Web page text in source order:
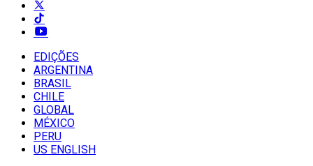
EDIÇÕES
ARGENTINA
BRASIL
CHILE
GLOBAL
MÉXICO
PERU
US ENGLISH